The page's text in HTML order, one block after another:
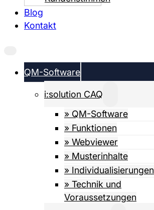
Blog
Kontakt
QM-Software
i:solution CAQ
» QM-Software
» Funktionen
» Webviewer
» Musterinhalte
» Individualisierungen
» Technik und
Voraussetzungen